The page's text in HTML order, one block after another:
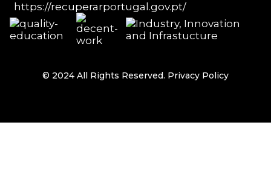
https://recuperarportugal.gov.pt/
© 2024 All Rights Reserved. Privacy Policy